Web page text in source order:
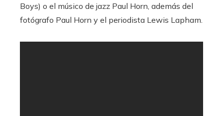
Boys) o el músico de jazz Paul Horn, además del
fotógrafo Paul Horn y el periodista Lewis Lapham.